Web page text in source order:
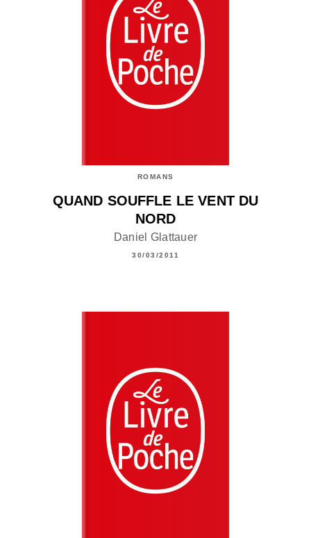
ROMANS
QUAND SOUFFLE LE VENT DU
NORD
Daniel Glattauer
30/03/2011